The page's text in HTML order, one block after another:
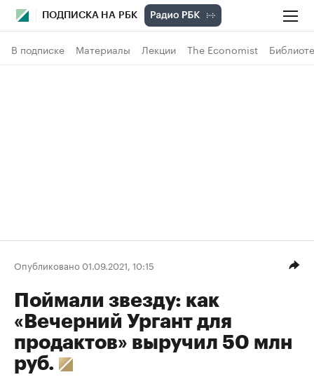
ПОДПИСКА НА РБК
В подписке Материалы Лекции The Economist
Опубликовано 01.09.2021, 10:15
Поймали звезду: как
«Вечерний Ургант для
продактов» выручил 50 млн
руб.